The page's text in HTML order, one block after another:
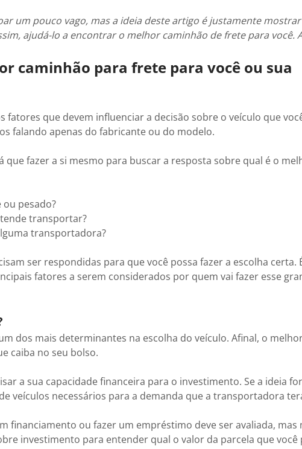
um pouco vago, mas a ideia deste artigo é justamente
ajudá-lo a encontrar o melhor caminhão de frete para você.
caminhão para frete para você ou sua
fatores que devem influenciar a decisão sobre o veículo que
falando apenas do fabricante ou do modelo.
que fazer a si mesmo para buscar a resposta sobre qual é o
ou pesado?
transportar?
transportadora?
ser respondidas para que você possa fazer a escolha certa.
fatores a serem considerados por quem vai fazer esse
dos mais determinantes na escolha do veículo. Afinal, o
caiba no seu bolso.
a sua capacidade financeira para o investimento. Se a ideia
veículos necessários para a demanda que a transportadora
financiamento ou fazer um empréstimo deve ser avaliada, mas
investimento para entender qual o valor da parcela que você